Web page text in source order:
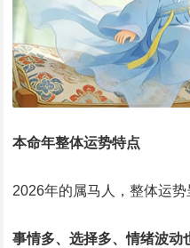
本命年整体运势特点
2026年的属马人，整体运势
事情多、选择多、情绪波动